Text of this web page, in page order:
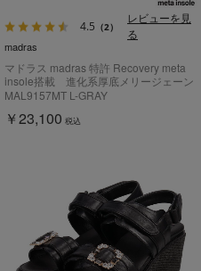
4.5 （2）
レビューを見
る
madras
マドラス madras 特許 Recovery meta
insole搭載 進化系厚底メリージェーン
スニーカー MAL9157MT
MAL9157MT L-GRAY
￥23,100 税込